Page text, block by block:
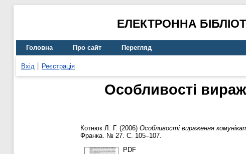
ЕЛЕКТРОННА
Головна Про сайт Перегляд
Вхід Реєстрація
Особливості
Котнюк Л. Г. (2006) Особливості вираження
Франка. № 27. С. 105–107.
PDF